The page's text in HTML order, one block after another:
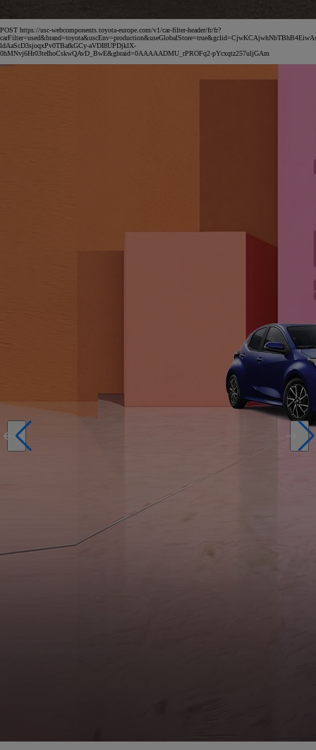
POST https://usc-webcomponents.toyota-europe.com/v1/car-filter-header/fr/fr?
ldAaScD3sjoqxPv0TBafkGCy-aVDI8UPDjklX-
0hMNvj6Hr03teIhoCskwQAvD_BwE&gbraid=0AAAAADMU_rPROFq2-pYcxqtz257uljGAm